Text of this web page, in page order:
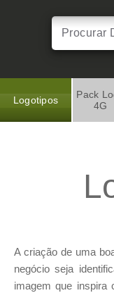
Logotipos
Pack
4G
A criação de uma
negócio seja
imagem que inspira